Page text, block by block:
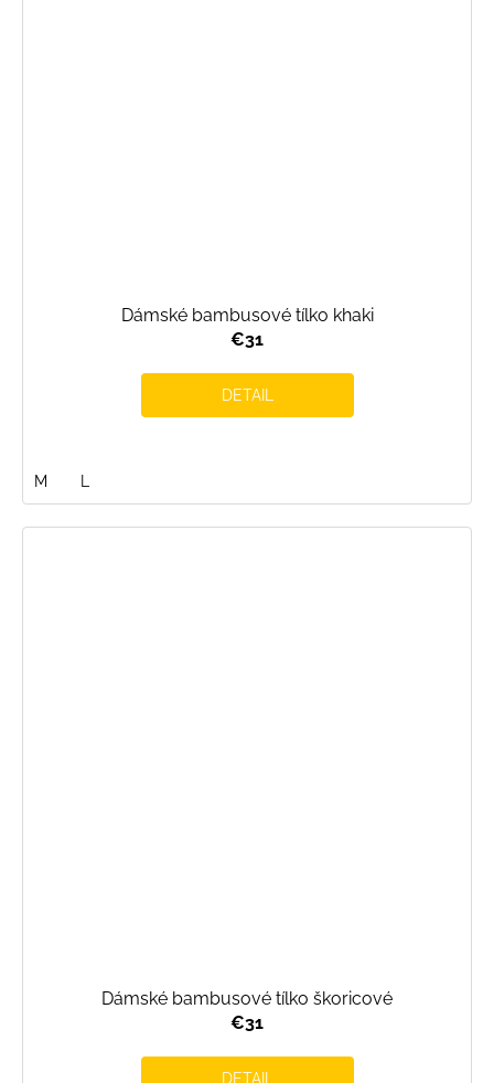
Dámské bambusové tílko khaki
€31
DETAIL
M L
Dámské bambusové tílko škoricové
€31
DETAIL